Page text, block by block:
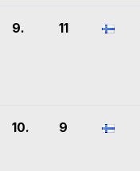
9. 11
10. 9